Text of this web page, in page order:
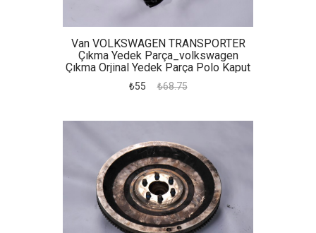
Van VOLKSWAGEN TRANSPORTER
Çıkma Yedek Parça_volkswagen
Çıkma Orjinal Yedek Parça Polo Kaput
Kilidi
₺55 ₺68.75